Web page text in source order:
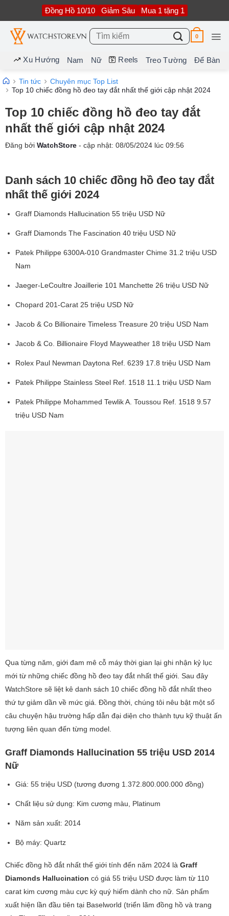
nội
dung
Đồng Hồ 10/10 Giảm Sâu Mua 1 tặng 1
Tìm
kiếm:
0
Xu Hướng Nam Nữ Reels Treo Tường Để Bàn
Tin tức
Chuyên mục Top List
Top 10 chiếc đồng hồ đeo tay đắt nhất thế giới cập nhật 2024
Top 10 chiếc đồng hồ đeo tay đắt
nhất thế giới cập nhật 2024
Đăng bởi WatchStore - cập nhật: 08/05/2024 lúc 09:56
Danh sách 10 chiếc đồng hồ đeo tay đắt
nhất thế giới 2024
Graff Diamonds Hallucination 55 triệu USD Nữ
Graff Diamonds The Fascination 40 triệu USD Nữ
Patek Philippe 6300A-010 Grandmaster Chime 31.2 triệu USD
Nam
Jaeger-LeCoultre Joaillerie 101 Manchette 26 triệu USD Nữ
Chopard 201-Carat 25 triệu USD Nữ
Jacob & Co Billionaire Timeless Treasure 20 triệu USD Nam
Jacob & Co. Billionaire Floyd Mayweather 18 triệu USD Nam
Rolex Paul Newman Daytona Ref. 6239 17.8 triệu USD Nam
Patek Philippe Stainless Steel Ref. 1518 11.1 triệu USD Nam
Patek Philippe Mohammed Tewlik A. Toussou Ref. 1518 9.57
triệu USD Nam
Qua từng năm, giới đam mê cỗ máy thời gian lại ghi nhận kỷ lục
mới từ những chiếc đồng hồ đeo tay đắt nhất thế giới. Sau đây
WatchStore sẽ liệt kê danh sách 10 chiếc đồng hồ đắt nhất theo
thứ tự giảm dần về mức giá. Đồng thời, chúng tôi nêu bật một số
câu chuyện hậu trường hấp dẫn đại diện cho thành tựu kỹ thuật ấn
tượng liên quan đến từng model.
Graff Diamonds Hallucination 55 triệu USD 2014
Nữ
Giá: 55 triệu USD (tương đương 1.372.800.000.000 đồng)
Chất liệu sử dụng: Kim cương màu, Platinum
Năm sản xuất: 2014
Bộ máy: Quartz
Chiếc đồng hồ đắt nhất thế giới tính đến năm 2024 là Graff
Diamonds Hallucination có giá 55 triệu USD được làm từ 110
carat kim cương màu cực kỳ quý hiếm dành cho nữ. Sản phẩm
xuất hiện lần đầu tiên tại Baselworld (triển lãm đồng hồ và trang